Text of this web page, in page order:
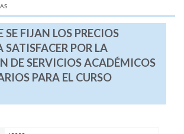
SE FIJAN LOS PRECIOS
SATISFACER POR LA
DE SERVICIOS ACADÉMICOS
PARA EL CURSO